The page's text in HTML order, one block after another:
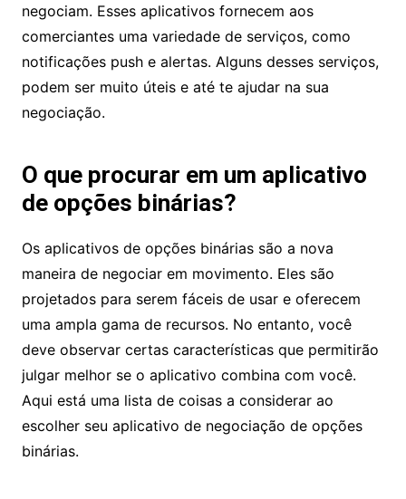
negociam. Esses aplicativos fornecem aos
comerciantes uma variedade de serviços, como
notificações push e alertas. Alguns desses serviços,
podem ser muito úteis e até te ajudar na sua
negociação.
O que procurar em um aplicativo
de opções binárias?
Os aplicativos de opções binárias são a nova
maneira de negociar em movimento. Eles são
projetados para serem fáceis de usar e oferecem
uma ampla gama de recursos. No entanto, você
deve observar certas características que permitirão
julgar melhor se o aplicativo combina com você.
Aqui está uma lista de coisas a considerar ao
escolher seu aplicativo de negociação de opções
binárias.